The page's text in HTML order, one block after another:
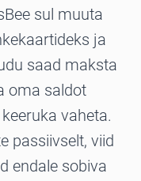
sul muuta
ja
saad maksta
oma saldot
vaheta.
passiivselt, viid
endale sobiva